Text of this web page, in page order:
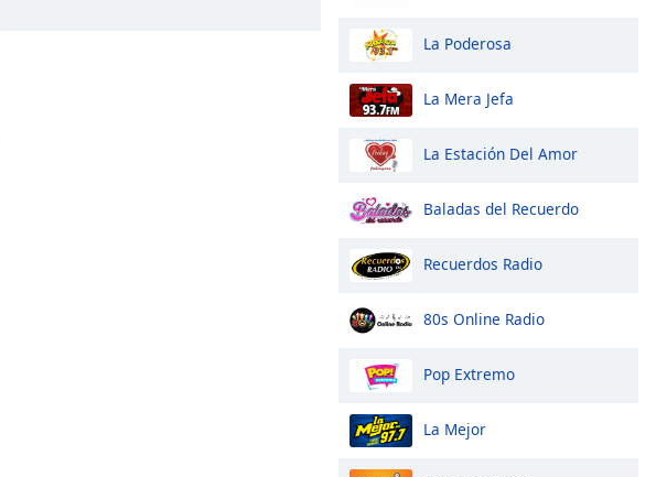
La Poderosa
La Mera Jefa
La Estación Del Amor
Baladas del Recuerdo
Recuerdos Radio
80s Online Radio
Pop Extremo
La Mejor